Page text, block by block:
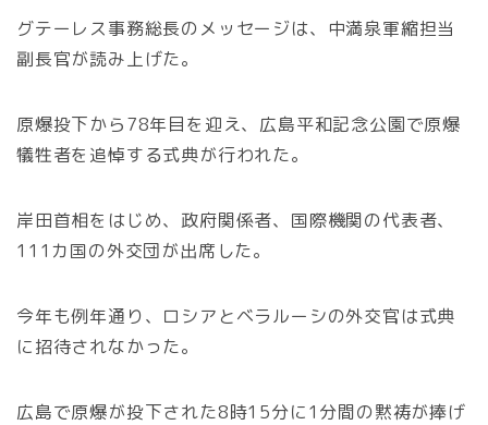
グテーレス事務総長のメッセージは、中満泉軍縮担当
副長官が読み上げた。
原爆投下から78年目を迎え、広島平和記念公園で原爆
犠牲者を追悼する式典が行われた。
岸田首相をはじめ、政府関係者、国際機関の代表者、
111カ国の外交団が出席した。
今年も例年通り、ロシアとベラルーシの外交官は式典
に招待されなかった。
広島で原爆が投下された8時15分に1分間の黙祷が捧げ